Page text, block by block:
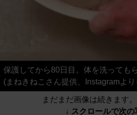
保護してから80日目。体を洗っても
(まねきねこさん提供、Instagramよ
まだまだ画像は続きます。
↓ スクロールで次の